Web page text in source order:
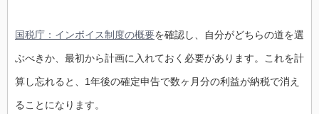
国税庁：インボイス制度の概要を確認し、自分がどちらの道を選
ぶべきか、最初から計画に入れておく必要があります。これを計
算し忘れると、1年後の確定申告で数ヶ月分の利益が納税で消え
ることになります。